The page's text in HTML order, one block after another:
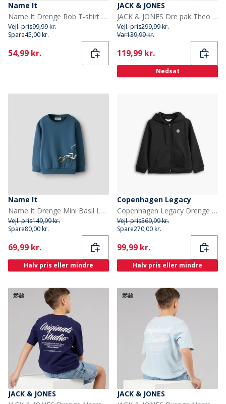
Name It
Name It Drenge Rob T-shirt Navy Blazer
Vejl. pris99,99 kr.
Spare45,00 kr.
Current
54,99 kr.
JACK & JONES
JACK & JONES Dre pak Theo T-shirts til Drenge Multi
Vejl. pris299,99 kr.
Var139,99 kr.
Current
119,99 kr.
Nedsat
Name It
Name It Drenge Mini Basil Langærmet T-shirt Bering Sea
Vejl. pris149,99 kr.
Spare80,00 kr.
Current
69,99 kr.
Halv pris eller mindre
Copenhagen Legacy
Copenhagen Legacy Drenge lynlås hoodie Sort
Vejl. pris369,99 kr.
Spare270,00 kr.
Current
99,99 kr.
Halv pris eller mindre
JACK & JONES
JACK & JONES